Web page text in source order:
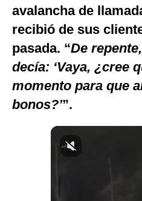
Internacional
Tecnología
Club del Suscriptor
Mix
Notas Contratadas
avalancha de
recibió de sus
pasada. “De
decía: ‘Vaya, ¿cree
momento para que
bonos?’”.